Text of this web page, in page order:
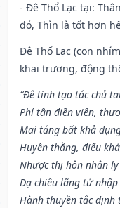
- Đê Thổ Lạc tại:
đó, Thìn là tốt hơn
Đê Thổ Lạc (con
khai trương, động
“Đê tinh tạo tác chủ
Phí tận điền viên,
Mai táng bất khả
Huyền thằng, điếu
Nhược thị hôn nhân
Dạ chiêu lãng tử
Hành thuyền tắc định